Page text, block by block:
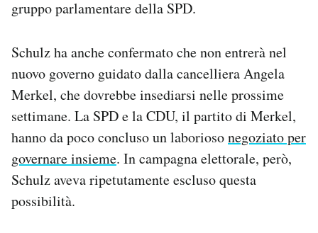
gruppo parlamentare della SPD.
Schulz ha anche confermato che non entrerà nel
nuovo governo guidato dalla cancelliera Angela
Merkel, che dovrebbe insediarsi nelle prossime
settimane. La SPD e la CDU, il partito di Merkel,
hanno da poco concluso un laboriosonegoziato per
governare insieme. In campagna elettorale, però,
Schulz aveva ripetutamente escluso questa
possibilità.